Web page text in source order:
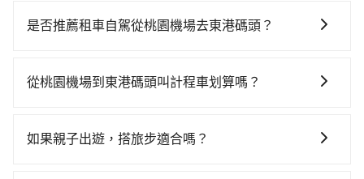
貴！從最早06:49一直到22:35，桃園-左營一天最多有58
約20分鐘。抵達高鐵站後，步行進站、現場購票並於月
元，再用10分鐘出站、等待車站前排班的計程車，搭上
是否推薦租車自駕從桃園機場去東港碼頭？
在車上休息，那在桃園機場所在的桃園市大園區有約25
Altis、Nissan Tiida，一天租金約$1,500，九人座如
從桃園機場到東港碼頭叫計程車划算嗎？
灣大車隊、Uber、Line Taxi、Yoxi等，如果在路邊攔不
如果親子出遊，搭旅步適合嗎？